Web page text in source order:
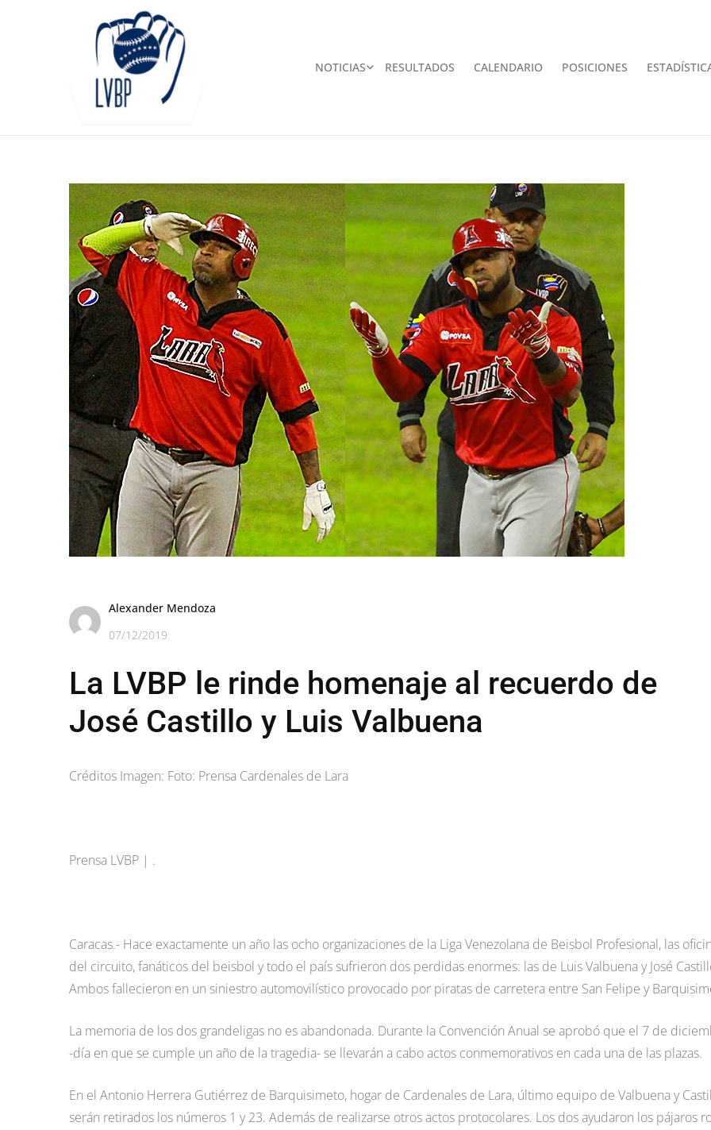
NOTICIAS RESULTADOS CALENDARIO POSICIONES
Alexander Mendoza
07/12/2019
La LVBP le rinde homenaje al recuerdo de
José Castillo y Luis Valbuena
Créditos Imagen: Foto: Prensa Cardenales de Lara
Prensa LVBP | .
Caracas.- Hace exactamente un año las ocho organizaciones de la Liga Venezolana de Beisbol Profesional, las
del circuito, fanáticos del beisbol y todo el país sufrieron dos perdidas enormes: las de Luis Valbuena y José
Ambos fallecieron en un siniestro automovilístico provocado por piratas de carretera entre San Felipe y
La memoria de los dos grandeligas no es abandonada. Durante la Convención Anual se aprobó que el 7 de
-día en que se cumple un año de la tragedia- se llevarán a cabo actos conmemorativos en cada una de las plazas.
En el Antonio Herrera Gutiérrez de Barquisimeto, hogar de Cardenales de Lara, último equipo de Valbuena y
serán retirados los números 1 y 23. Además de realizarse otros actos protocolares. Los dos ayudaron los pájaros